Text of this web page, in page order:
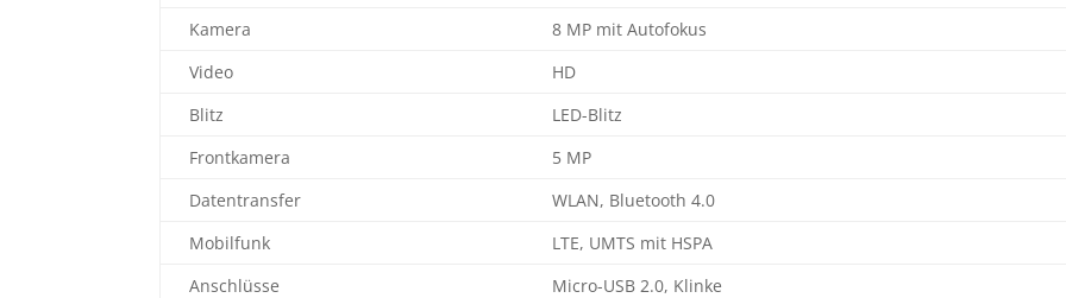
Kamera
8 MP mit Autofokus
Video
HD
Blitz
LED-Blitz
Frontkamera
5 MP
Datentransfer
WLAN, Bluetooth 4.0
Mobilfunk
LTE, UMTS mit HSPA
Anschlüsse
Micro-USB 2.0, Klinke